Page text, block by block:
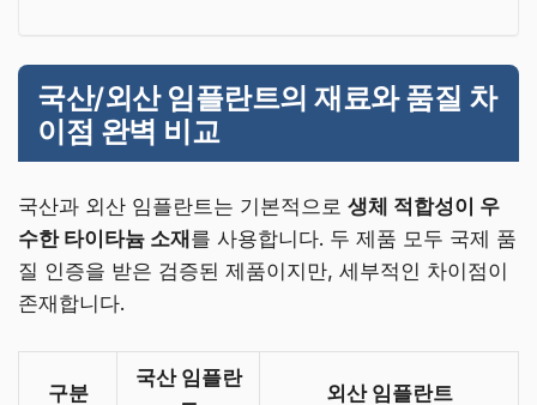
국산/외산 임플란트의 재료와 품질 차
이점 완벽 비교
국산과 외산 임플란트는 기본적으로 생체 적합성이 우
수한 타이타늄 소재 를 사용합니다. 두 제품 모두 국제 품
질 인증을 받은 검증된 제품이지만, 세부적인 차이점이
존재합니다.
구분
국산 임플란
외산 임플란트